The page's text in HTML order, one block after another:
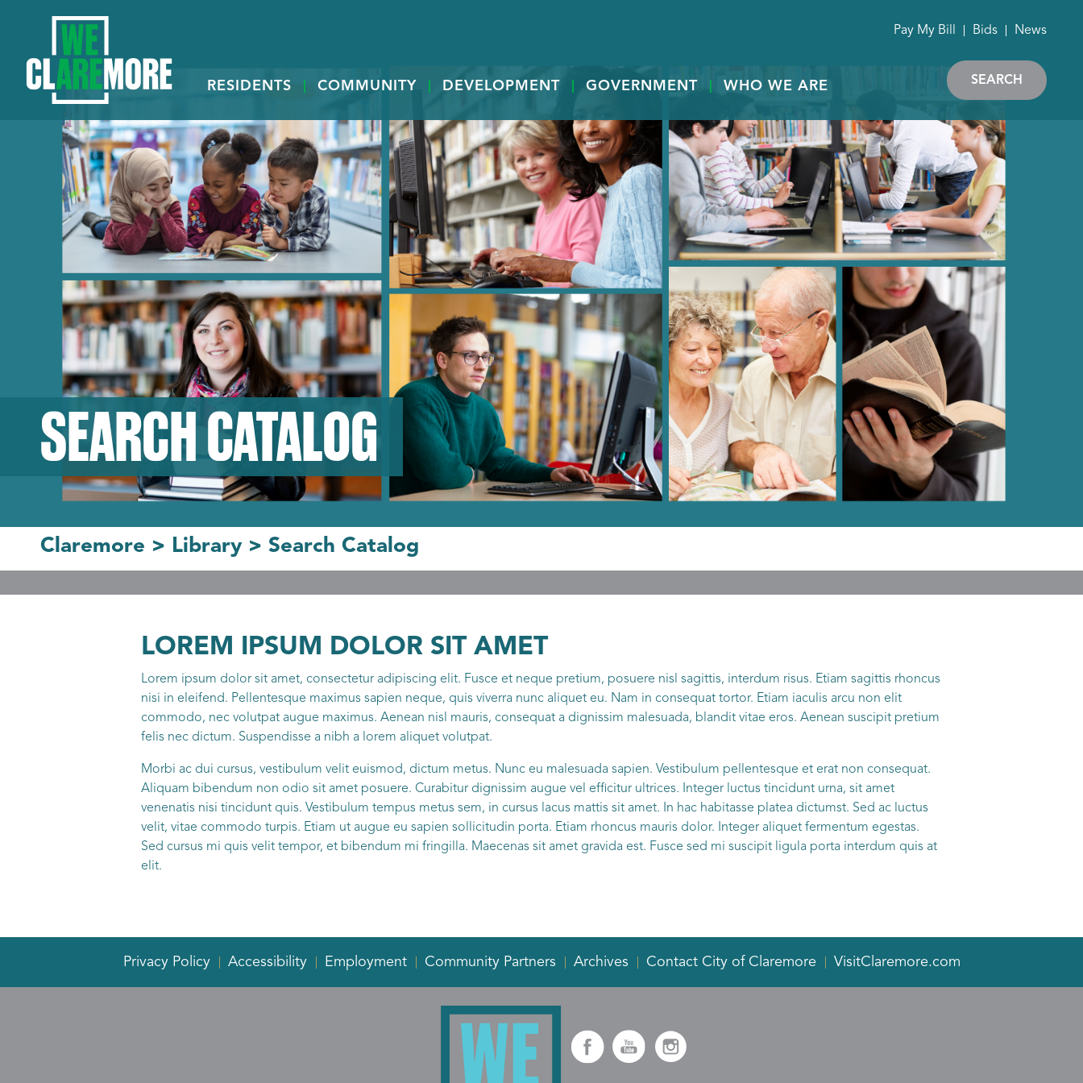
RESIDENTS COMMUNITY DEVELOPMENT GOVERNMENT WHO WE ARE
Pay My Bill Bids News
SEARCH
SEARCH CATALOG
Claremore > Library> Search Catalog
LOREM IPSUM DOLOR SIT AMET
Lorem ipsum dolor sit amet, consectetur adipiscing elit. Fusce et neque pretium, posuere nisl sagittis, interdum risus. Etiam sagittis rhoncus
nisi in eleifend. Pellentesque maximus sapien neque, quis viverra nunc aliquet eu. Nam in consequat tortor. Etiam iaculis arcu non elit
commodo, nec volutpat augue maximus. Aenean nisl mauris, consequat a dignissim malesuada, blandit vitae eros. Aenean suscipit pretium
felis nec dictum. Suspendisse a nibh a lorem aliquet volutpat.
Morbi ac dui cursus, vestibulum velit euismod, dictum metus. Nunc eu malesuada sapien. Vestibulum pellentesque et erat non consequat.
Aliquam bibendum non odio sit amet posuere. Curabitur dignissim augue vel efficitur ultrices. Integer luctus tincidunt urna, sit amet
venenatis nisi tincidunt quis. Vestibulum tempus metus sem, in cursus lacus mattis sit amet. In hac habitasse platea dictumst. Sed ac luctus
velit, vitae commodo turpis. Etiam ut augue eu sapien sollicitudin porta. Etiam rhoncus mauris dolor. Integer aliquet fermentum egestas.
Sed cursus mi quis velit tempor, et bibendum mi fringilla. Maecenas sit amet gravida est. Fusce sed mi suscipit ligula porta interdum quis at
elit.
Privacy Policy Accessibility Employment Community Partners Archives Contact City of Claremore VisitClaremore.com